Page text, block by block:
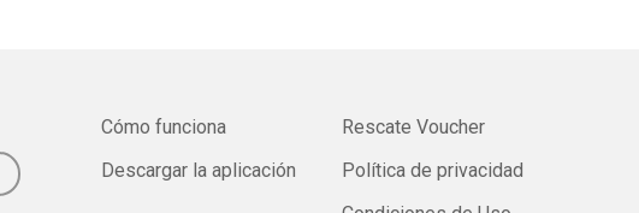
Cómo funciona
Descargar la aplicación
Rescate Voucher
Política de privacidad